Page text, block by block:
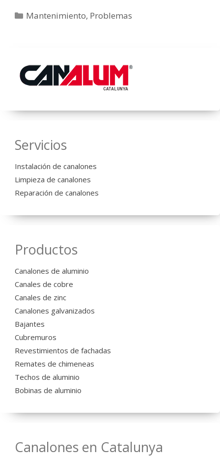
Categorías
Mantenimiento, Problemas
Servicios
Instalación de canalones
Limpieza de canalones
Reparación de canalones
Productos
Canalones de aluminio
Canales de cobre
Canales de zinc
Canalones galvanizados
Bajantes
Cubremuros
Revestimientos de fachadas
Remates de chimeneas
Techos de aluminio
Bobinas de aluminio
Canalones en Catalunya